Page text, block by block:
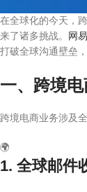
在全球化的今天，
来了诸多挑战。
网
打破全球沟通壁垒
一、跨境
跨境电商业务涉及
🌍
1. 全球邮件